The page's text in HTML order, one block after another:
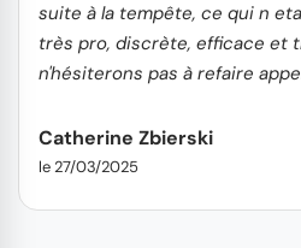
suite à la tempête, ce qui n
très pro, discrète, efficace et
n'hésiterons pas à refaire
Catherine Zbierski
le 27/03/2025